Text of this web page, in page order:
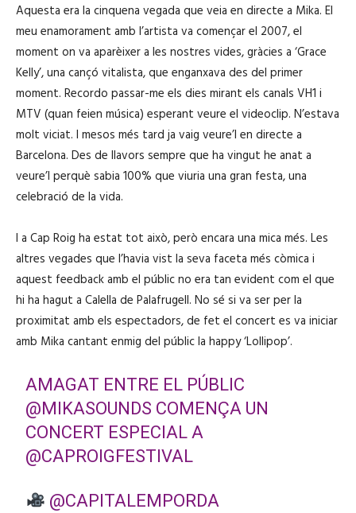
Aquesta era la cinquena vegada que veia en directe a Mika. El
meu enamorament amb l’artista va començar el 2007, el
moment on va aparèixer a les nostres vides, gràcies a ‘Grace
Kelly’, una cançó vitalista, que enganxava des del primer
moment. Recordo passar-me els dies mirant els canals VH1 i
MTV (quan feien música) esperant veure el videoclip. N’estava
molt viciat. I mesos més tard ja vaig veure’l en directe a
Barcelona. Des de llavors sempre que ha vingut he anat a
veure’l perquè sabia 100% que viuria una gran festa, una
celebració de la vida.
I a Cap Roig ha estat tot això, però encara una mica més. Les
altres vegades que l’havia vist la seva faceta més còmica i
aquest feedback amb el públic no era tan evident com el que
hi ha hagut a Calella de Palafrugell. No sé si va ser per la
proximitat amb els espectadors, de fet el concert es va iniciar
amb Mika cantant enmig del públic la happy ‘Lollipop’.
AMAGAT ENTRE EL PÚBLIC
@MIKASOUNDS COMENÇA UN
CONCERT ESPECIAL A
@CAPROIGFESTIVAL
@CAPITALEMPORDA